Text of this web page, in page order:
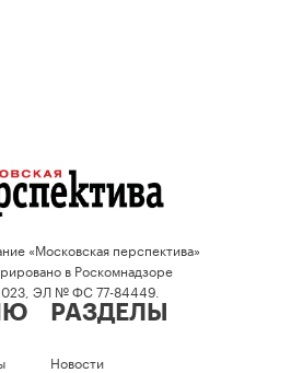
«Московская перспектива»
в Роскомнадзоре
ЭЛ № ФС 77-84449.
РАЗДЕЛЫ
Новости